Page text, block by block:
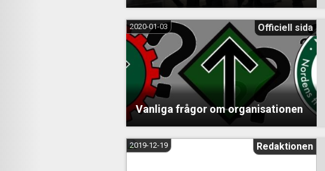
Vanliga frågor om organisationen
2020-01-03
Officiell sida
2019-12-19
Redaktionen